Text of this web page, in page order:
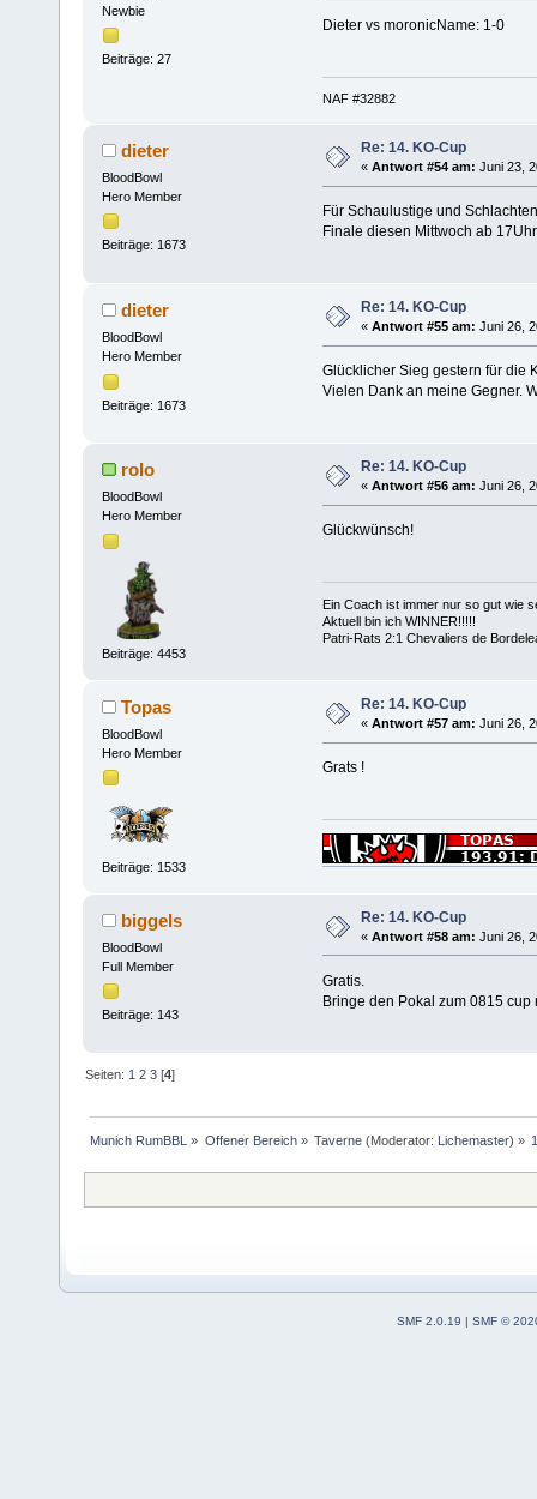
Newbie
Beiträge: 27
Dieter vs moronicName: 1-0
NAF #32882
dieter
BloodBowl
Hero Member
Beiträge: 1673
Re: 14. KO-Cup
« Antwort #54 am: Juni 23,
Für Schaulustige und
Finale diesen Mittwoch ab
dieter
BloodBowl
Hero Member
Beiträge: 1673
Re: 14. KO-Cup
« Antwort #55 am: Juni 26,
Glücklicher Sieg gestern für die
Vielen Dank an meine Gegner.
rolo
BloodBowl
Hero Member
Beiträge: 4453
Re: 14. KO-Cup
« Antwort #56 am: Juni 26,
Glückwünsch!
Ein Coach ist immer nur so gut wie
Aktuell bin ich WINNER!!!!!
Patri-Rats 2:1 Chevaliers de
Topas
BloodBowl
Hero Member
Beiträge: 1533
Re: 14. KO-Cup
« Antwort #57 am: Juni 26,
Grats !
biggels
BloodBowl
Full Member
Beiträge: 143
Re: 14. KO-Cup
« Antwort #58 am: Juni 26,
Gratis.
Bringe den Pokal zum 0815 cup
Seiten: 1 2 3 [4]
Munich RumBBL » Offener Bereich» Taverne(Moderator: Lichemaster) »
SMF 2.0.19 | SMF ©